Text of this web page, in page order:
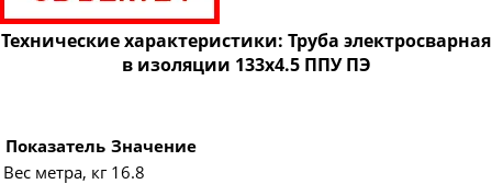
Технические характеристики: Труба электросварная
в изоляции 133х4.5 ППУ ПЭ
Показатель Значение
Вес метра, кг 16.8